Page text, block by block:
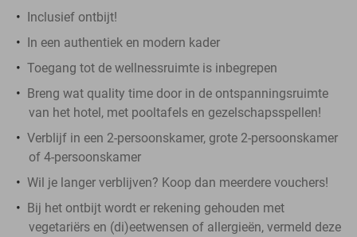
Inclusief ontbijt!
In een authentiek en modern kader
Toegang tot de wellnessruimte is inbegrepen
Breng wat quality time door in de ontspanningsruimte
van het hotel, met pooltafels en gezelschapsspellen!
Verblijf in een 2-persoonskamer, grote 2-persoonskamer
of 4-persoonskamer
Wil je langer verblijven? Koop dan meerdere vouchers!
Bij het ontbijt wordt er rekening gehouden met
vegetariërs en (di)eetwensen of allergieën, vermeld deze